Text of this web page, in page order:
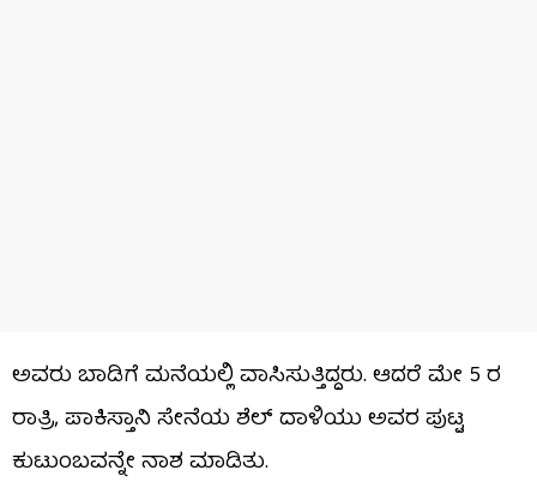
ಅವರು ಬಾಡಿಗೆ ಮನೆಯಲ್ಲಿ ವಾಸಿಸುತ್ತಿದ್ದರು. ಆದರೆ ಮೇ 5 ರ
ರಾತ್ರಿ, ಪಾಕಿಸ್ತಾನಿ ಸೇನೆಯ ಶೆಲ್ ದಾಳಿಯು ಅವರ ಪುಟ್ಟ
ಕುಟುಂಬವನ್ನೇ ನಾಶ ಮಾಡಿತು.